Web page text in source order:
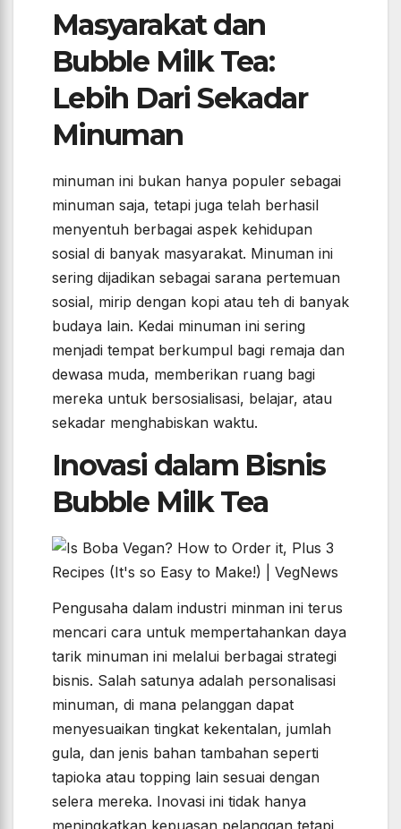
Masyarakat dan
Bubble Milk Tea:
Lebih Dari Sekadar
Minuman
minuman ini bukan hanya populer sebagai
minuman saja, tetapi juga telah berhasil
menyentuh berbagai aspek kehidupan
sosial di banyak masyarakat. Minuman ini
sering dijadikan sebagai sarana pertemuan
sosial, mirip dengan kopi atau teh di banyak
budaya lain. Kedai minuman ini sering
menjadi tempat berkumpul bagi remaja dan
dewasa muda, memberikan ruang bagi
mereka untuk bersosialisasi, belajar, atau
sekadar menghabiskan waktu.
Inovasi dalam Bisnis
Bubble Milk Tea
Pengusaha dalam industri minman ini terus
mencari cara untuk mempertahankan daya
tarik minuman ini melalui berbagai strategi
bisnis. Salah satunya adalah personalisasi
minuman, di mana pelanggan dapat
menyesuaikan tingkat kekentalan, jumlah
gula, dan jenis bahan tambahan seperti
tapioka atau topping lain sesuai dengan
selera mereka. Inovasi ini tidak hanya
meningkatkan kepuasan pelanggan tetapi